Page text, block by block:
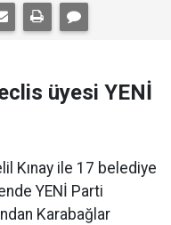
üyesi YENİ
Kınay ile 17 belediye
YENİ Parti
Karabağlar